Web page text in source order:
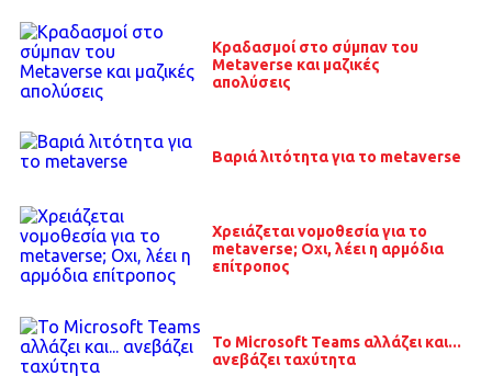
Κραδασμοί στο σύμπαν του
Metaverse και μαζικές
απολύσεις
Βαριά λιτότητα για το metaverse
Χρειάζεται νομοθεσία για το
metaverse; Οχι, λέει η αρμόδια
επίτροπος
Το Microsoft Teams αλλάζει και...
ανεβάζει ταχύτητα